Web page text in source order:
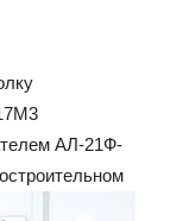
АЛ-21Ф-